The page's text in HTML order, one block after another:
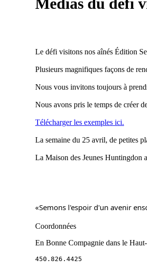
Le défi visitons nos aînés Édition
Plusieurs magnifiques façons de
Nous vous invitons toujours à
Nous avons pris le temps de créer
Télécharger les exemples ici.
La semaine du 25 avril, de petites
La Maison des Jeunes Huntingdon
«Semons l'espoir d'un avenir
Coordonnées
En Bonne Compagnie dans le
450.826.4425